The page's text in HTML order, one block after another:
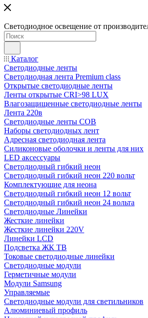
Светодиодное освещение от
Каталог
Светодиодные ленты
Светодиодная лента Premium class
Открытые светодиодные ленты
Ленты открытые CRI>98 LUX
Влагозащищенные светодиодные ленты
Лента 220в
Светодиодные ленты COB
Наборы светодиодных лент
Адресная светодиодная лента
Силиконовые оболочки и ленты для них
LED аксессуары
Светодиодный гибкий неон
Светодиодный гибкий неон 220 вольт
Комплектующие для неона
Светодиодный гибкий неон 12 вольт
Светодиодный гибкий неон 24 вольта
Светодиодные Линейки
Жесткие линейки
Жесткие линейки 220V
Линейки LCD
Подсветка ЖК ТВ
Токовые светодиодные линейки
Светодиодные модули
Герметичные модули
Модули Samsung
Управляемые
Светодиодные модули для светильников
Алюминиевый профиль